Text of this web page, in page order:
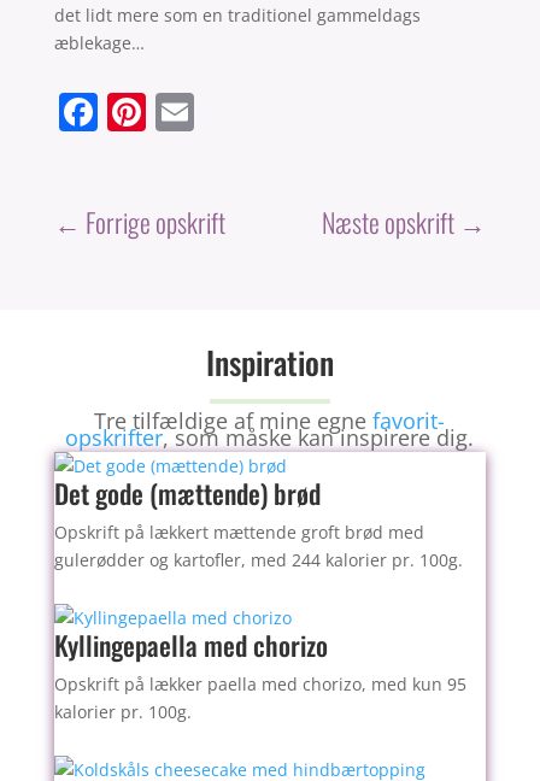
det lidt mere som en traditionel gammeldags
æblekage…
F
e
Pi
e
E
l
← Forrige opskrift Næste opskrift →
Inspiration
Tre tilfældige af mine egnefavorit-
opskrifter, som måske kan inspirere dig.
Det gode (mættende) brød
Opskrift på lækkert mættende groft brød med
gulerødder og kartofler, med 244 kalorier pr. 100g.
Kyllingepaella med chorizo
Opskrift på lækker paella med chorizo, med kun 95
kalorier pr. 100g.